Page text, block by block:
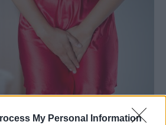
My Personal Information